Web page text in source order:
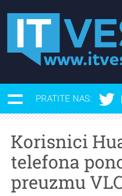
PRATITE NAS:
Korisnici
telefona
preuzmu